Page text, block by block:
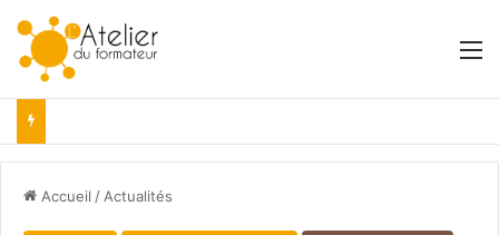
Accueil / Actualités